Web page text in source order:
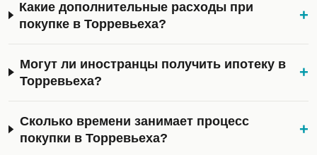
Какие дополнительные расходы при
покупке в Торревьеха?
+
Могут ли иностранцы получить ипотеку в
Торревьеха?
+
Сколько времени занимает процесс
покупки в Торревьеха?
+